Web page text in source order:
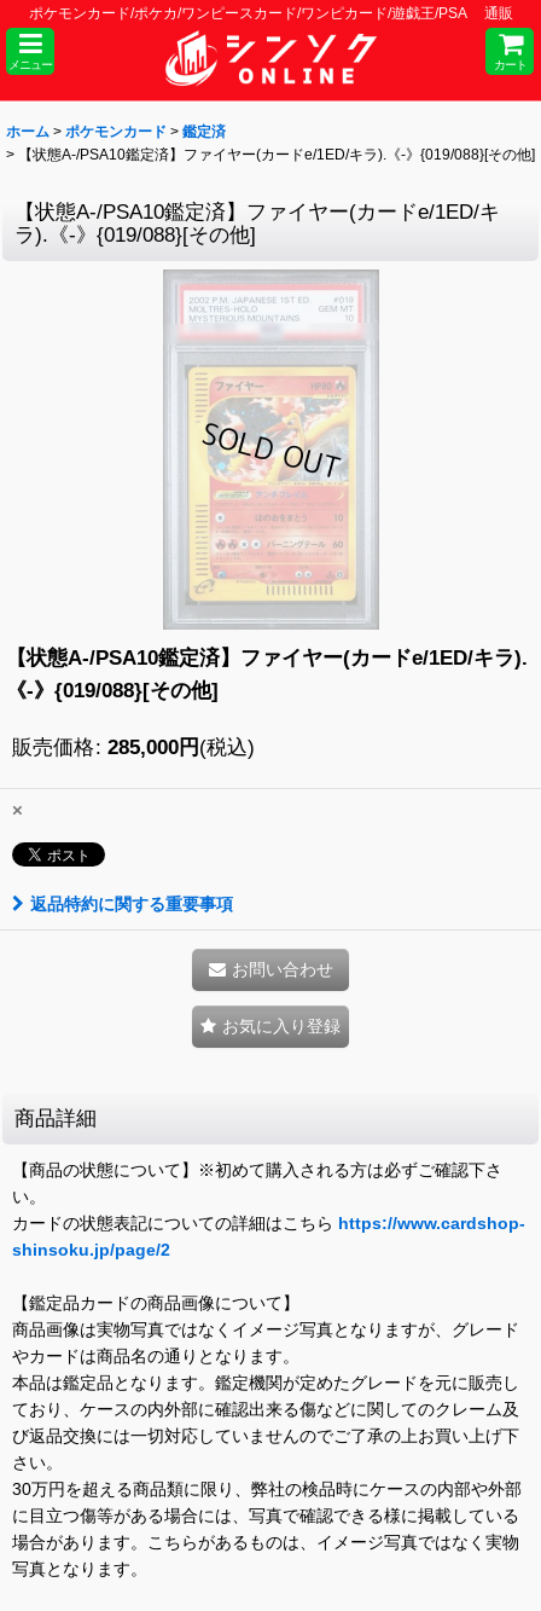
ポケモンカード/ポケカ/ワンピースカード/ワンピカード/遊戯王/PSA 通販
メニュー カート
ホーム > ポケモンカード > 鑑定済
>
【状態A-/PSA10鑑定済】ファイヤー(カードe/1ED/キラ).《-》{019/088}[その他]
【状態A-/PSA10鑑定済】ファイヤー(カードe/1ED/キ
ラ).《-》{019/088}[その他]
【状態A-/PSA10鑑定済】ファイヤー(カードe/1ED/キラ).
《-》{019/088}[その他]
販売価格: 285,000円 (税込)
×
返品特約に関する重要事項
お問い合わせ
お気に入り登録
商品詳細
【商品の状態について】※初めて購入される方は必ずご確認下さ
い。
カードの状態表記についての詳細はこちら https://www.cardshop-
shinsoku.jp/page/2
【鑑定品カードの商品画像について】
商品画像は実物写真ではなくイメージ写真となりますが、グレード
やカードは商品名の通りとなります。
本品は鑑定品となります。鑑定機関が定めたグレードを元に販売し
ており、ケースの内外部に確認出来る傷などに関してのクレーム及
び返品交換には一切対応していませんのでご了承の上お買い上げ下
さい。
30万円を超える商品類に限り、弊社の検品時にケースの内部や外部
に目立つ傷等がある場合には、写真で確認できる様に掲載している
場合があります。こちらがあるものは、イメージ写真ではなく実物
写真となります。